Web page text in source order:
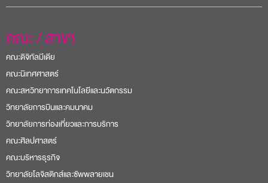
คณะ / สาขา
คณะดิจิทัลมีเดีย
คณะนิเทศศาสตร์
คณะสหวิทยาการเทคโนโลยีและนวัตกรรม
วิทยาลัยการบินและคมนาคม
วิทยาลัยการท่องเที่ยวและการบริการ
คณะศิลปศาสตร์
คณะบริหารธุรกิจ
วิทยาลัยโลจิสติกส์และซัพพลายเชน